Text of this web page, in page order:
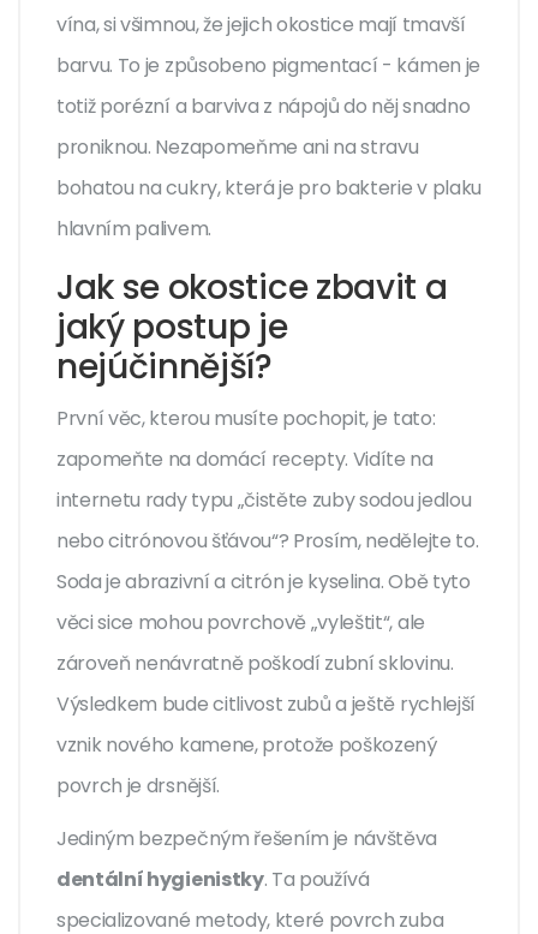
vína, si všimnou, že jejich okostice mají tmavší
barvu. To je způsobeno pigmentací - kámen je
totiž porézní a barviva z nápojů do něj snadno
proniknou. Nezapomeňme ani na stravu
bohatou na cukry, která je pro bakterie v plaku
hlavním palivem.
Jak se okostice zbavit a
jaký postup je
nejúčinnější?
První věc, kterou musíte pochopit, je tato:
zapomeňte na domácí recepty. Vidíte na
internetu rady typu „čistěte zuby sodou jedlou
nebo citrónovou šťávou“? Prosím, nedělejte to.
Soda je abrazivní a citrón je kyselina. Obě tyto
věci sice mohou povrchově „vyleštit“, ale
zároveň nenávratně poškodí zubní sklovinu.
Výsledkem bude citlivost zubů a ještě rychlejší
vznik nového kamene, protože poškozený
povrch je drsnější.
Jediným bezpečným řešením je návštěva
dentální hygienistky. Ta používá
specializované metody, které povrch zuba